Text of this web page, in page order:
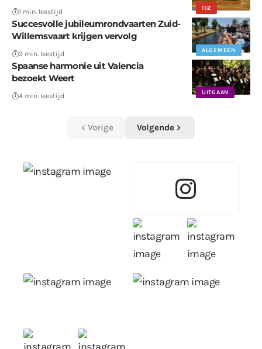
112
1 min. leestijd
ALGEMEEN
Succesvolle jubileumrondvaarten Zuid-
Willemsvaart krijgen vervolg
3 min. leestijd
UITGAAN
Spaanse harmonie uit Valencia
bezoekt Weert
4 min. leestijd
Vorige Volgende